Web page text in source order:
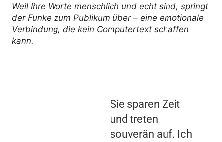
Weil Ihre Worte menschlich und echt sind, springt
der Funke zum Publikum über – eine emotionale
Verbindung, die kein Computertext schaffen
kann.
Sie sparen Zeit
und treten
souverän auf. Ich